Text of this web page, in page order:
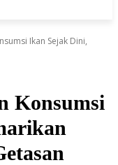
Ikan Sejak Dini,
Konsumsi